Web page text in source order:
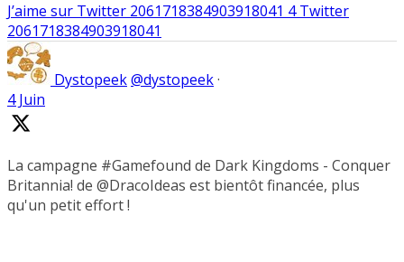
J’aime sur Twitter 2061718384903918041 4 Twitter
2061718384903918041
Dystopeek@dystopeek·
4 Juin
La campagne #Gamefound de Dark Kingdoms - Conquer
Britannia! de @DracoIdeas est bientôt financée, plus
qu'un petit effort !